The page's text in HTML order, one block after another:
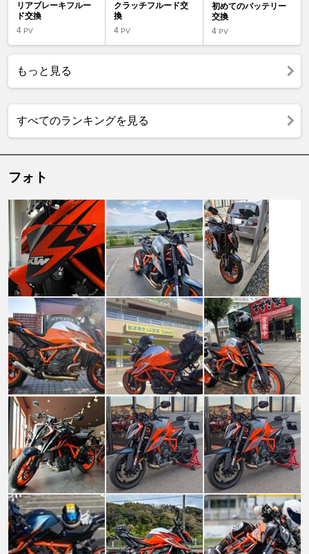
リアブレーキフルー
ド交換
4 PV
クラッチフルード交
換
4PV
初めてのバッテリー
交換
4 PV
もっと見る
すべてのランキングを見る
フォト